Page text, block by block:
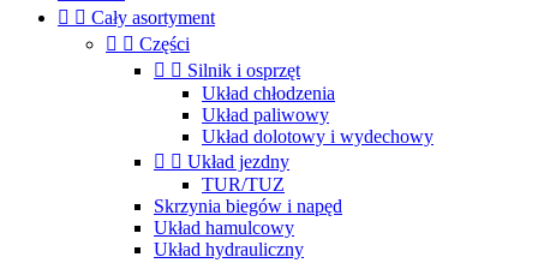
  Cały asortyment
  Części
  Silnik i osprzęt
Układ chłodzenia
Układ paliwowy
Układ dolotowy i wydechowy
  Układ jezdny
TUR/TUZ
Skrzynia biegów i napęd
Układ hamulcowy
Układ hydrauliczny